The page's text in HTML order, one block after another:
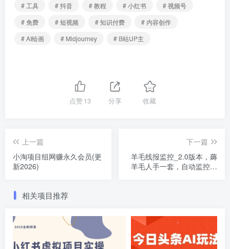
# 工具
# 抖音 # 教程 # 小红书
# 视频号
# 免费
# 短视频 # 知识付费
# 内容创作
# AI绘画
# Midjourney # B站UP主
点赞13 分享 收藏
上一篇
小淘项目组网赚永久会员(更
新2026)
下一篇
羊毛线报监控_2.0版本，薅
羊毛人手一套，自动监控优
相关项目推荐